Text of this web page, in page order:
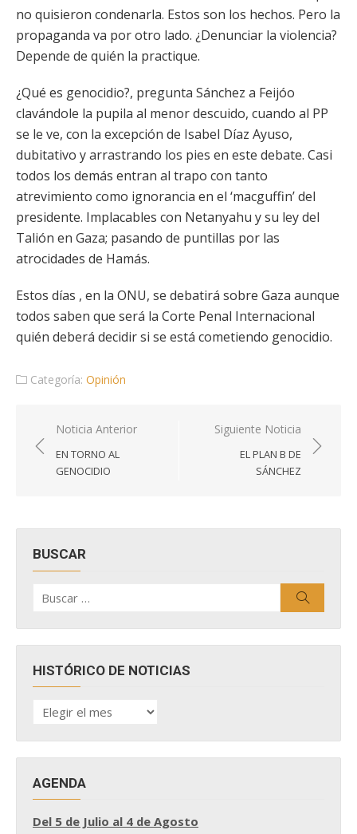
no quisieron condenarla. Estos son los hechos. Pero la
propaganda va por otro lado. ¿Denunciar la violencia?
Depende de quién la practique.
¿Qué es genocidio?, pregunta Sánchez a Feijóo
clavándole la pupila al menor descuido, cuando al PP
se le ve, con la excepción de Isabel Díaz Ayuso,
dubitativo y arrastrando los pies en este debate. Casi
todos los demás entran al trapo con tanto
atrevimiento como ignorancia en el ‘macguffin’ del
presidente. Implacables con Netanyahu y su ley del
Talión en Gaza; pasando de puntillas por las
atrocidades de Hamás.
Estos días , en la ONU, se debatirá sobre Gaza aunque
todos saben que será la Corte Penal Internacional
quién deberá decidir si se está cometiendo genocidio.
Categoría: Opinión
Navegación
de
entradas
Noticia Anterior
EN TORNO AL
GENOCIDIO
Siguiente Noticia
EL PLAN B DE
SÁNCHEZ
BUSCAR
por:
HISTÓRICO DE NOTICIAS
HISTÓRICO
DE
AGENDA
Del 5 de Julio al 4 de Agosto